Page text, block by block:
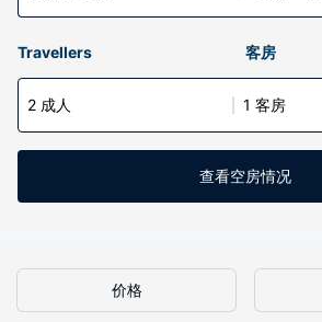
Travellers 客房
2 成人 1 客房
查看空房情况
价格